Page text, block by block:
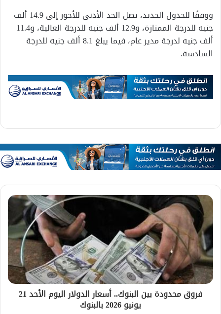
ووفقًا للجدول الجديد، يصل الحد الأدنى للأجور إلى 14.9 ألف
جنيه للدرجة الممتازة، و12.9 ألف جنيه للدرجة العالية، و11.4
ألف جنيه لدرجة مدير عام، فيما يبلغ 8.1 ألف جنيه للدرجة
السادسة.
فروق محدودة بين البنوك.. أسعار الدولار اليوم الأحد 21
يونيو 2026 بالبنوك